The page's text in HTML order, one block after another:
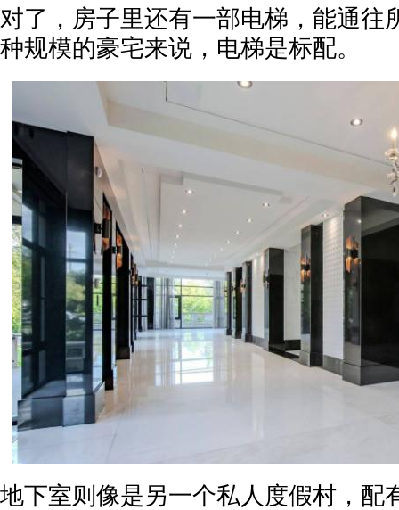
对了，房子里还有一部电梯，能通
种规模的豪宅来说，电梯是标配。
地下室则像是另一个私人度假村，配